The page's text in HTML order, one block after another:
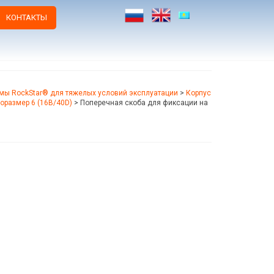
КОНТАКТЫ
RockStar® для тяжелых условий эксплуатации > Корпус
6 (16B/40D) > Поперечная скоба для фиксации на